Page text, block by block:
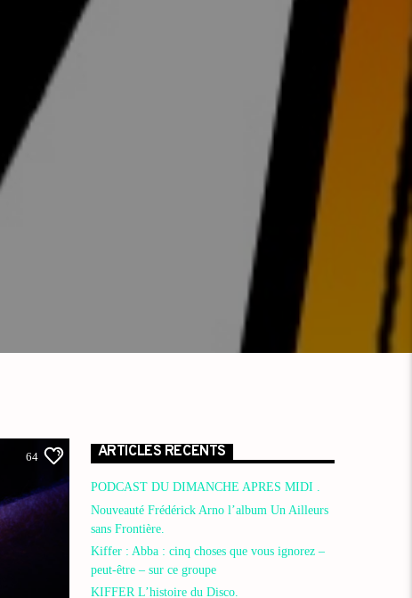
64 ARTICLES RÉCENTS
PODCAST DU DIMANCHE APRES MIDI .
Nouveauté Frédérick Arno l’album Un Ailleurs
sans Frontière.
Kiffer : Abba : cinq choses que vous ignorez –
peut-être – sur ce groupe
KIFFER L’histoire du Disco.